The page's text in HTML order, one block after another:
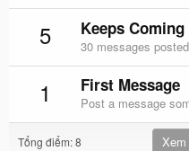
5 Keeps
30 messages
1 First Message
Post a message
Tổng điểm: 8